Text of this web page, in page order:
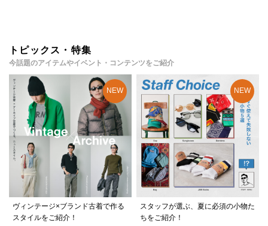
トピックス・特集
今話題のアイテムやイベント・コンテンツをご紹介
ヴィンテージ×ブランド古着で作る
スタイルをご紹介！
スタッフが選ぶ、夏に必須の小物た
ちをご紹介！